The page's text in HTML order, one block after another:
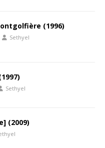
(1996)
Sethyel
Sethyel
(2009)